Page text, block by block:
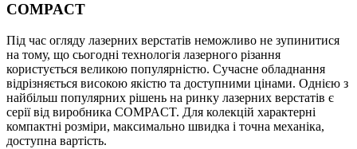
COMPACT
Під час огляду лазерних верстатів неможливо не зупинитися
на тому, що сьогодні технологія лазерного різання
користується великою популярністю. Сучасне обладнання
відрізняється високою якістю та доступними цінами. Однією з
найбільш популярних рішень на ринку лазерних верстатів є
серії від виробника COMPACT. Для колекцій характерні
компактні розміри, максимально швидка і точна механіка,
доступна вартість.